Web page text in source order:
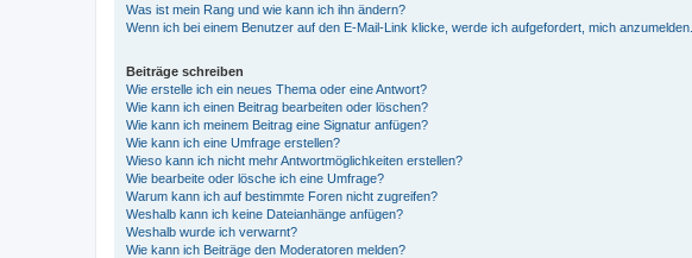
Was ist mein Rang und wie kann ich ihn ändern?
Wenn ich bei einem Benutzer auf den E-Mail-Link klicke, werde ich aufgefordert, mich anzumelden.
Beiträge schreiben
Wie erstelle ich ein neues Thema oder eine Antwort?
Wie kann ich einen Beitrag bearbeiten oder löschen?
Wie kann ich meinem Beitrag eine Signatur anfügen?
Wie kann ich eine Umfrage erstellen?
Wieso kann ich nicht mehr Antwortmöglichkeiten erstellen?
Wie bearbeite oder lösche ich eine Umfrage?
Warum kann ich auf bestimmte Foren nicht zugreifen?
Weshalb kann ich keine Dateianhänge anfügen?
Weshalb wurde ich verwarnt?
Wie kann ich Beiträge den Moderatoren melden?